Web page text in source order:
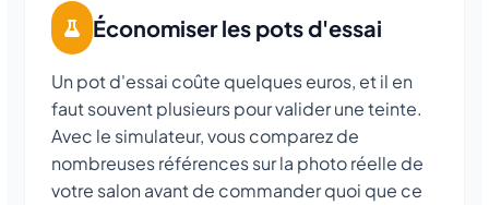
Économiser les pots d'essai
Un pot d'essai coûte quelques euros, et il en
faut souvent plusieurs pour valider une teinte.
Avec le simulateur, vous comparez de
nombreuses références sur la photo réelle de
votre salon avant de commander quoi que ce